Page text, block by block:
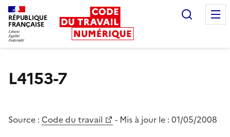
RÉPUBLIQUE
FRANÇAISE
L4153-7
Source : Code du travail - Mis à jour le : 01/05/2008